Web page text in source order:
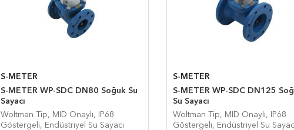
S-METER
S-METER WP-SDC DN80 Soğuk Su
Sayacı
Woltman Tip, MID Onaylı, IP68
Göstergeli, Endüstriyel Su Sayacı
S-METER
S-METER WP-SDC DN125
Su Sayacı
Woltman Tip, MID Onaylı, IP68
Göstergeli, Endüstriyel Su